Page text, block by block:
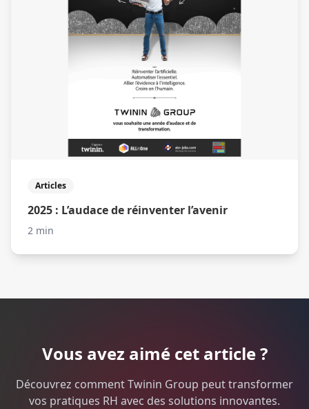
Articles
2025 : L’audace de réinventer l’avenir
2 min
Vous avez aimé cet article ?
Découvrez comment Twinin Group peut transformer
vos pratiques RH avec des solutions innovantes.